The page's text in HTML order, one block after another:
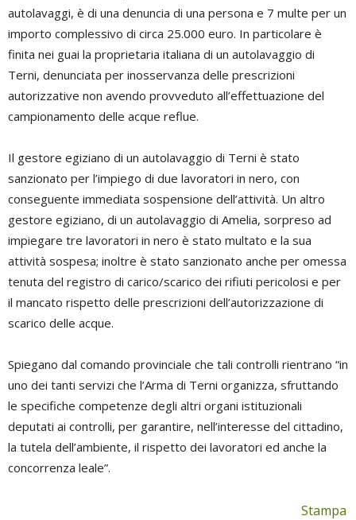
autolavaggi, è di una denuncia di una persona e 7 multe per un
importo complessivo di circa 25.000 euro. In particolare è
finita nei guai la proprietaria italiana di un autolavaggio di
Terni, denunciata per inosservanza delle prescrizioni
autorizzative non avendo provveduto all’effettuazione del
campionamento delle acque reflue.
Il gestore egiziano di un autolavaggio di Terni è stato
sanzionato per l’impiego di due lavoratori in nero, con
conseguente immediata sospensione dell’attività. Un altro
gestore egiziano, di un autolavaggio di Amelia, sorpreso ad
impiegare tre lavoratori in nero è stato multato e la sua
attività sospesa; inoltre è stato sanzionato anche per omessa
tenuta del registro di carico/scarico dei rifiuti pericolosi e per
il mancato rispetto delle prescrizioni dell’autorizzazione di
scarico delle acque.
Spiegano dal comando provinciale che tali controlli rientrano “in
uno dei tanti servizi che l’Arma di Terni organizza, sfruttando
le specifiche competenze degli altri organi istituzionali
deputati ai controlli, per garantire, nell’interesse del cittadino,
la tutela dell’ambiente, il rispetto dei lavoratori ed anche la
concorrenza leale”.
Stampa